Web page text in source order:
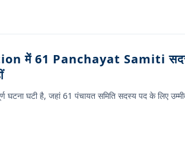
में 61 Panchayat Samiti
घटना घटी है, जहां 61 पंचायत समिति सदस्य पद के लिए